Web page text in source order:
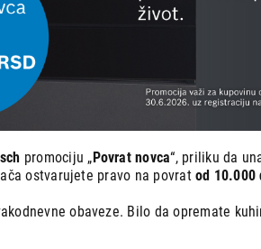
promociju „Povrat novca“, priliku da
ostvarujete pravo na povratod 10.000
obaveze. Bilo da opremate